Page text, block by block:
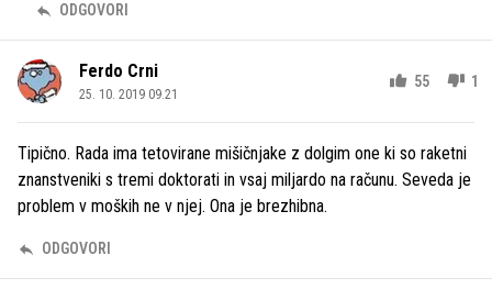
ODGOVORI
Ferdo Crni
25. 10. 2019 09.21
55 1
Tipično. Rada ima tetovirane mišičnjake z dolgim one ki so raketni
znanstveniki s tremi doktorati in vsaj miljardo na računu. Seveda je
problem v moških ne v njej. Ona je brezhibna.
ODGOVORI